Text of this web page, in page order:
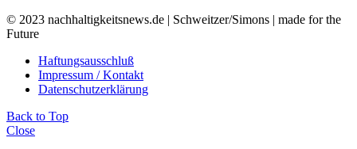
© 2023 nachhaltigkeitsnews.de | Schweitzer/Simons | made for the
Future
Haftungsausschluß
Impressum / Kontakt
Datenschutzerklärung
Back to Top
Close